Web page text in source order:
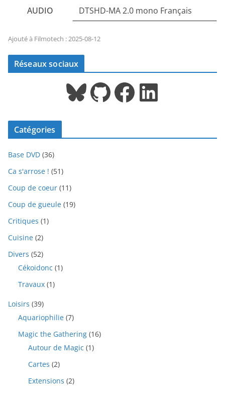
AUDIO DTSHD-MA 2.0 mono Français
Ajouté à Filmotech : 2025-08-12
Réseaux sociaux
Bluesky GitHub Facebook LinkedIn
Catégories
Base DVD (36)
Ca s'arrose ! (51)
Coup de coeur (11)
Coup de gueule (19)
Critiques (1)
Cuisine (2)
Divers (52)
Cékoidonc (1)
Travaux (1)
Loisirs (39)
Aquariophilie (7)
Magic the Gathering (16)
Autour de Magic (1)
Cartes (2)
Extensions (2)